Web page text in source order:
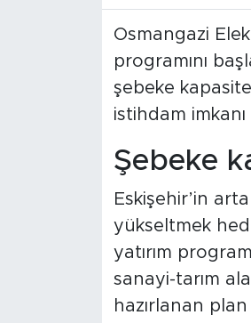
Osmangazi
programını
şebeke
istihdam
Şebeke
Eskişehir’in
yükseltmek
yatırım
sanayi-tarım
hazırlanan